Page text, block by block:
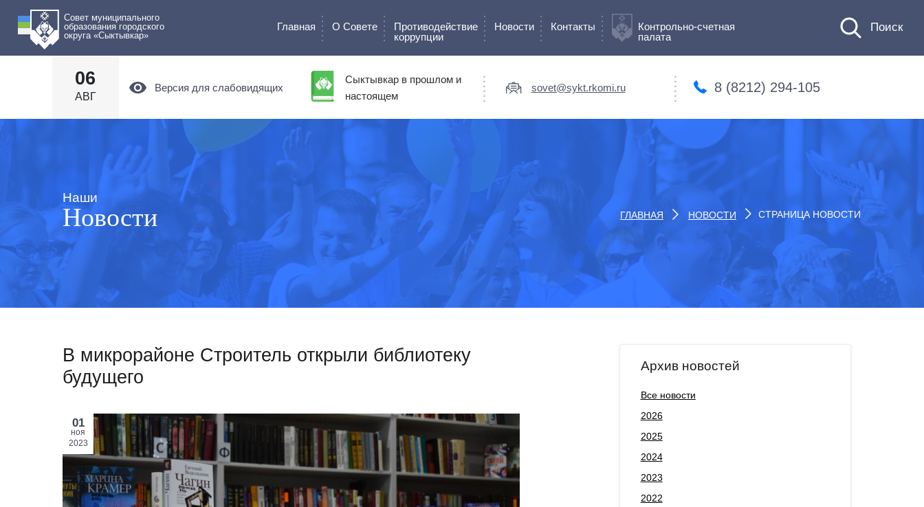
Совет муниципального
образования городского
округа «Сыктывкар»
Главная О Cовете
Противодействие
коррупции
Новости Контакты
Контрольно-счетная
палата
06
АВГ
Версия для слабовидящих
Сыктывкар в прошлом и
настоящем
sovet@sykt.rkomi.ru 8 (8212) 294-105
Наши
Новости ГЛАВНАЯ НОВОСТИ СТРАНИЦА НОВОСТИ
В микрорайоне Строитель открыли библиотеку
будущего
01
ноя
2023
Архив новостей
Все новости
2026
2025
2024
2023
2022